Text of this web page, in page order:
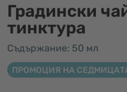
Градински
тинктура
Съдържание: 50 мл
ПРОМОЦИЯ НА